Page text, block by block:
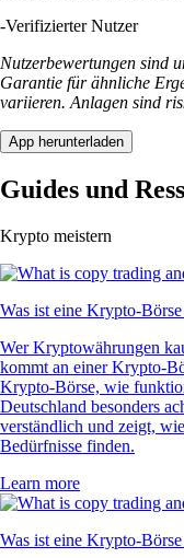
-Verifizierter Nutzer
Nutzerbewertungen sind
Garantie für ähnliche
variieren. Anlagen sind
App herunterladen
Guides und
Krypto meistern
Was ist eine Krypto-
Wer Kryptowährungen
kommt an einer Krypto-
Krypto-Börse, wie
Deutschland besonders
verständlich und zeigt,
Bedürfnisse finden.
Learn more
Was ist eine Krypto-